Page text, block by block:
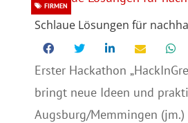
Schlaue Lösungen für
FIRMEN
Erster Hackathon
bringt neue Ideen und
Augsburg/Memmingen (jm.)